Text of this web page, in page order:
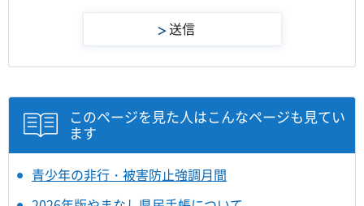
このページを見た人はこんなページも見てい
ます
青少年の非行・被害防止強調月間